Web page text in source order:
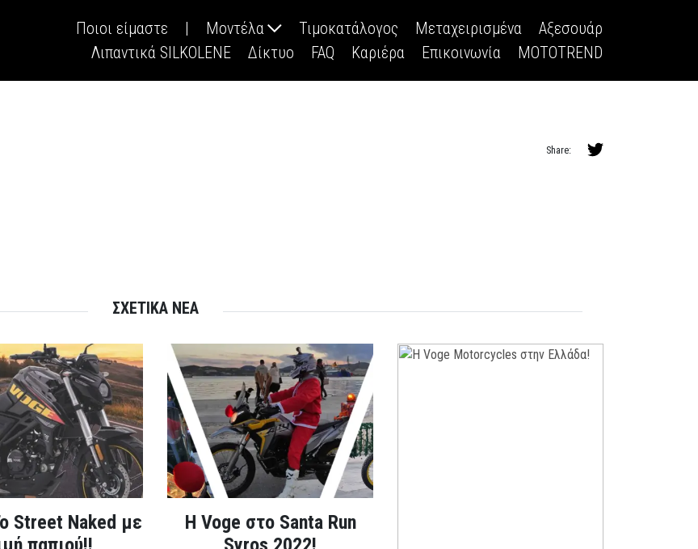
Ποιοι είμαστε | Μοντέλα Τιμοκατάλογος Μεταχειρισμένα
Αξεσουάρ
Λιπαντικά SILKOLENE
Δίκτυο FAQ Καριέρα Επικοινωνία MOTOTREND
Share:
ΣΧΕΤΙΚΑ ΝΕΑ
Street Naked με
Η Voge στο Santa Run